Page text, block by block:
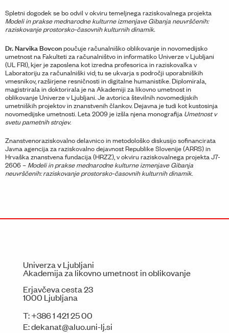
Spletni dogodek se bo odvil v okviru temeljnega raziskovalnega projekta
Modeli in prakse mednarodne kulturne izmenjave Gibanja neuvrščenih:
raziskovanje prostorsko-časovnih kulturnih dinamik.
Dr. Narvika Bovconpoučuje računalniško oblikovanje in novomedijsko
umetnost na Fakulteti za računalništvo in informatiko Univerze v Ljubljani
(UL FRI), kjer je zaposlena kot izredna profesorica in raziskovalka v
Laboratoriju za računalniški vid; tu se ukvarja s področji uporabniških
vmesnikov, razširjene resničnosti in digitalne humanistike. Diplomirala,
magistrirala in doktorirala je na Akademiji za likovno umetnost in
oblikovanje Univerze v Ljubljani. Je avtorica številnih novomedijskih
umetniških projektov in znanstvenih člankov. Dejavna je tudi kot kustosinja
novomedijske umetnosti. Leta 2009 je izšla njena monografija Umetnost v
svetu pametnih strojev.
Znanstvenoraziskovalno delavnico in metodološko diskusijo sofinancirata
Javna agencija za raziskovalno dejavnost Republike Slovenije (ARRS) in
Hrvaška znanstvena fundacija (HRZZ), v okviru raziskovalnega projekta J7-
2606 – Modeli in prakse mednarodne kulturne izmenjave Gibanja
neuvrščenih: raziskovanje prostorsko-časovnih kulturnih dinamik.
Univerza v Ljubljani
Akademija za likovno umetnost in oblikovanje
Erjavčeva cesta 23
1000 Ljubljana
T:+386 1 421 25 00
E:dekanat@aluo.uni-lj.si